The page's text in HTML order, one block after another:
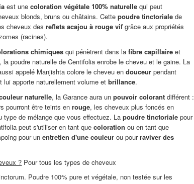
est unecoloration végétale 100% naturelle qui peut
blonds, bruns ou châtains. Cettepoudre tinctoriale de
cheveux desreflets acajou à rouge vif grâce aux propriétés
(racines).
chimiques qui pénètrent dans lafibre capillaire et
la poudre naturelle de Centifolia enrobe le cheveu et le gaine. La
appelé Manjishta colore le cheveu endouceur pendant
lui apporte naturellement volume etbrillance.
naturelle, la Garance aura unpouvoir colorant différent :
pourront être teints enrouge, les cheveux plus foncés en
type de mélange que vous effectuez. Lapoudre tinctoriale pour
peut s'utiliser en tant quecoloration ou en tant que
pour unentretien d'une couleur ou pourraviver des
? Pour tous les types de cheveux
. Poudre 100% pure et végétale, non testée sur les